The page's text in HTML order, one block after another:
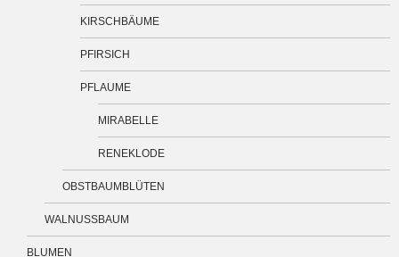
KIRSCHBÄUME
PFIRSICH
PFLAUME
MIRABELLE
RENEKLODE
OBSTBAUMBLÜTEN
WALNUSSBAUM
BLUMEN